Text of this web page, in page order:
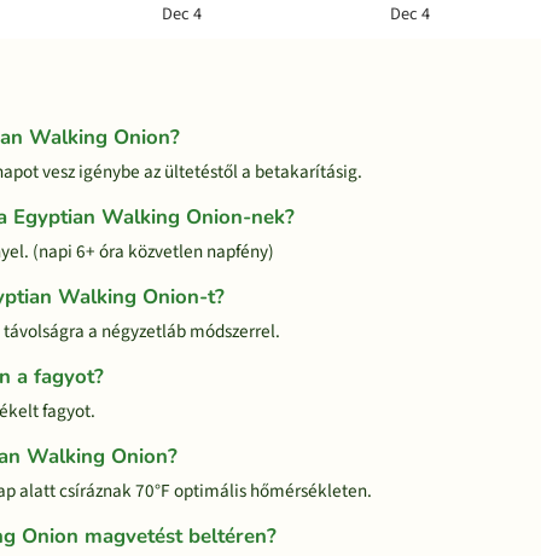
Dec 4
Dec 4
Walking Onion?
vesz igénybe az ültetéstől a betakarításig.
Egyptian Walking Onion-nek?
(napi 6+ óra közvetlen napfény)
Walking Onion-t?
a négyzetláb módszerrel.
a fagyot?
fagyot.
Walking Onion?
alatt csíráznak 70°F optimális hőmérsékleten.
Onion magvetést beltéren?